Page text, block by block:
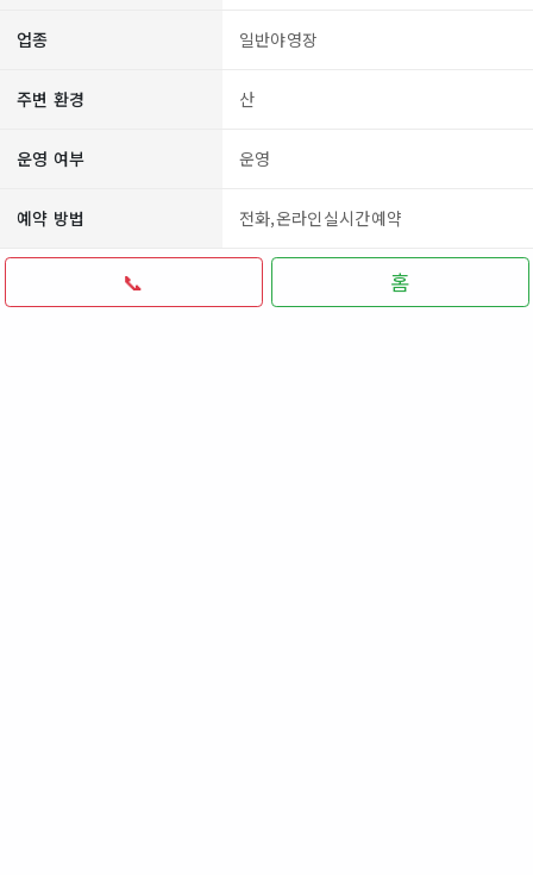
업종 일반야영장
주변 환경 산
운영 여부 운영
예약 방법 전화,온라인실시간예약
📞 홈